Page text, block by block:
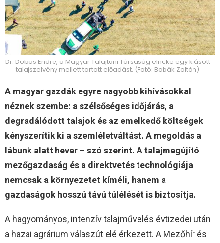
Dr. Dobos Endre, a Magyar Talajtani Társaság elnöke egy kiásott
talajszelvény mellett tartott előadást. (Fotó: Babák Zoltán)
A magyar gazdák egyre nagyobb kihívásokkal
néznek szembe: a szélsőséges időjárás, a
degradálódott talajok és az emelkedő költségek
kényszerítik ki a szemléletváltást. A megoldás a
lábunk alatt hever – szó szerint. A talajmegújító
mezőgazdaság és a direktvetés technológiája
nemcsak a környezetet kíméli, hanem a
gazdaságok hosszú távú túlélését is biztosítja.
A hagyományos, intenzív talajművelés évtizedei után
a hazai agrárium válaszút elé érkezett. A Mezőhír és